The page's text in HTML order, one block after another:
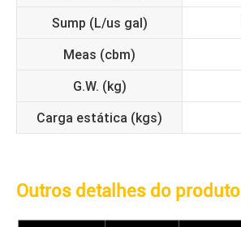
Sump (L/us gal)
Meas (cbm)
G.W. (kg)
Carga estática (kgs)
Outros detalhes do produto